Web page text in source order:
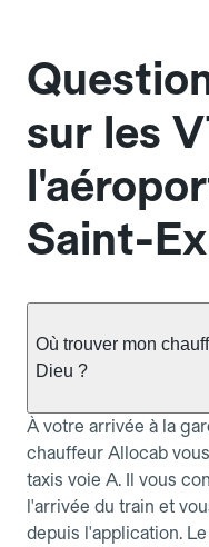
sur les
Saint-
Où trouver mon
Dieu ?
À votre arrivée à la
chauffeur Allocab
taxis voie A. Il vous
l'arrivée du train et
depuis l'application.